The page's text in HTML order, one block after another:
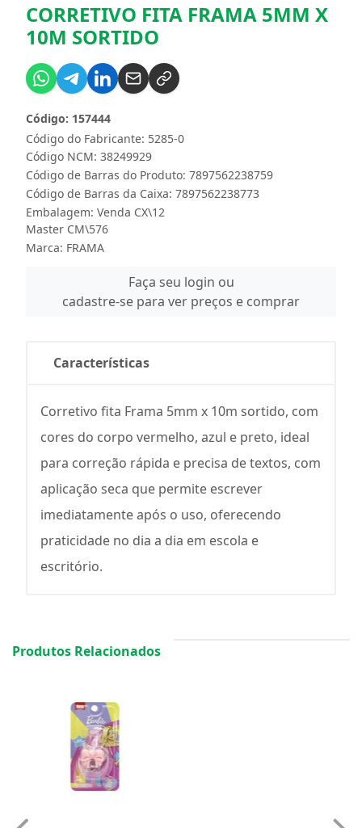
CORRETIVO FITA FRAMA 5MM X
10M SORTIDO
Código do Fabricante: 5285-0
Código: 157444
Código NCM: 38249929
Código de Barras do Produto: 7897562238759
Código de Barras da Caixa: 7897562238773
Embalagem: Venda CX\12
Master CM\576
Marca: FRAMA
Faça seu login ou
cadastre-se para ver preços e comprar
Características
Corretivo fita Frama 5mm x 10m sortido, com
cores do corpo vermelho, azul e preto, ideal
para correção rápida e precisa de textos, com
aplicação seca que permite escrever
imediatamente após o uso, oferecendo
praticidade no dia a dia em escola e
escritório.
Produtos Relacionados